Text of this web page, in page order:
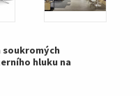
soukromých
hluku na